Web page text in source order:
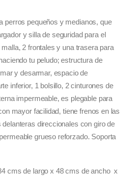
perros pequeños y medianos, que
y silla de seguridad para el
2 frontales y una trasera para
tu peludo; estructura de
y desarmar, espacio de
inferior, 1 bolsillo, 2 cinturones de
impermeable, es plegable para
mayor facilidad, tiene frenos en las
direccionales con giro de
grueso reforzado. Soporta
cms de largo x 48 cms de ancho x